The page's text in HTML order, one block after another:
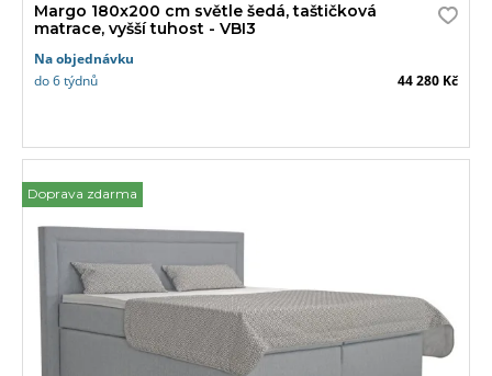
Margo 180x200 cm světle šedá, taštičková
matrace, vyšší tuhost - VBI3
Na objednávku
do 6 týdnů
44 280 Kč
Doprava zdarma